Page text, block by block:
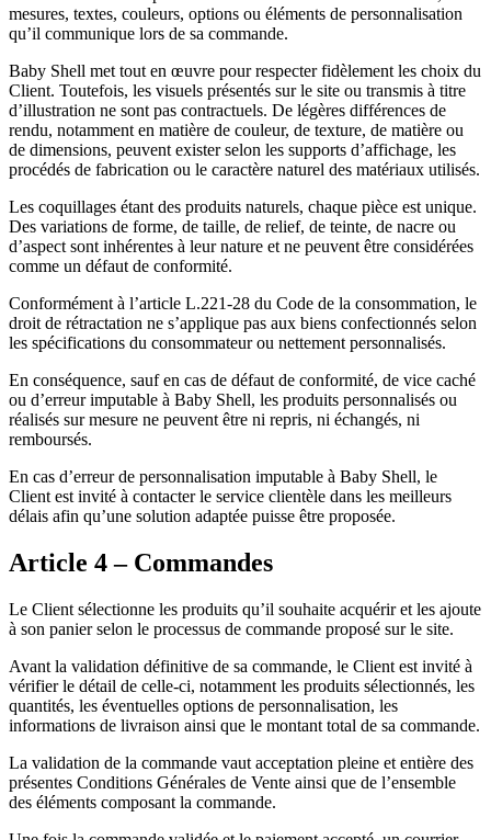
mesures, textes, couleurs, options ou éléments de personnalisation
qu’il communique lors de sa commande.
Baby Shell met tout en œuvre pour respecter fidèlement les choix du
Client. Toutefois, les visuels présentés sur le site ou transmis à titre
d’illustration ne sont pas contractuels. De légères différences de
rendu, notamment en matière de couleur, de texture, de matière ou
de dimensions, peuvent exister selon les supports d’affichage, les
procédés de fabrication ou le caractère naturel des matériaux utilisés.
Les coquillages étant des produits naturels, chaque pièce est unique.
Des variations de forme, de taille, de relief, de teinte, de nacre ou
d’aspect sont inhérentes à leur nature et ne peuvent être considérées
comme un défaut de conformité.
Conformément à l’article L.221-28 du Code de la consommation, le
droit de rétractation ne s’applique pas aux biens confectionnés selon
les spécifications du consommateur ou nettement personnalisés.
En conséquence, sauf en cas de défaut de conformité, de vice caché
ou d’erreur imputable à Baby Shell, les produits personnalisés ou
réalisés sur mesure ne peuvent être ni repris, ni échangés, ni
remboursés.
En cas d’erreur de personnalisation imputable à Baby Shell, le
Client est invité à contacter le service clientèle dans les meilleurs
délais afin qu’une solution adaptée puisse être proposée.
Article 4 – Commandes
Le Client sélectionne les produits qu’il souhaite acquérir et les ajoute
à son panier selon le processus de commande proposé sur le site.
Avant la validation définitive de sa commande, le Client est invité à
vérifier le détail de celle-ci, notamment les produits sélectionnés, les
quantités, les éventuelles options de personnalisation, les
informations de livraison ainsi que le montant total de sa commande.
La validation de la commande vaut acceptation pleine et entière des
présentes Conditions Générales de Vente ainsi que de l’ensemble
des éléments composant la commande.